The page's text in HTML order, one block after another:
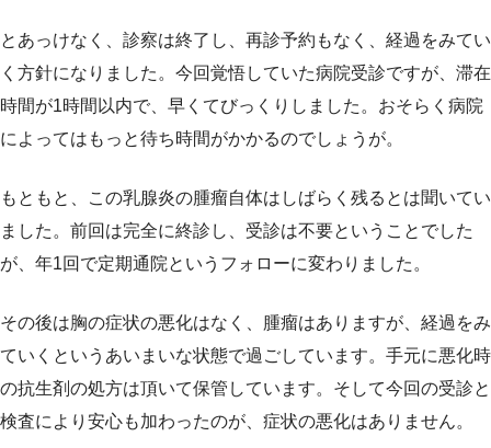
とあっけなく、診察は終了し、再診予約もなく、経過をみてい
く方針になりました。今回覚悟していた病院受診ですが、滞在
時間が1時間以内で、早くてびっくりしました。おそらく病院
によってはもっと待ち時間がかかるのでしょうが。
もともと、この乳腺炎の腫瘤自体はしばらく残るとは聞いてい
ました。前回は完全に終診し、受診は不要ということでした
が、年1回で定期通院というフォローに変わりました。
その後は胸の症状の悪化はなく、腫瘤はありますが、経過をみ
ていくというあいまいな状態で過ごしています。手元に悪化時
の抗生剤の処方は頂いて保管しています。そして今回の受診と
検査により安心も加わったのが、症状の悪化はありません。